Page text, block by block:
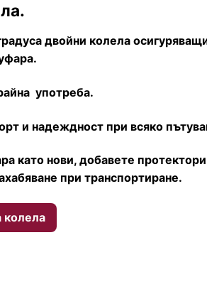
двойни колела
употреба.
и надеждност при всяко
като нови, добавете
при транспортиране.
колела